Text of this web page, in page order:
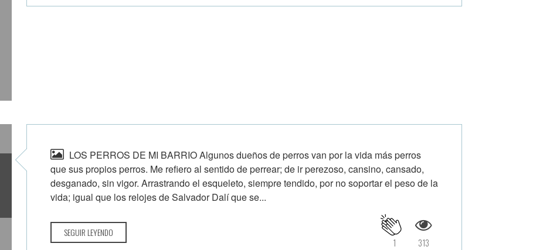
LOS PERROS DE MI BARRIO Algunos dueños de perros van por la vida más perros
que sus propios perros. Me refiero al sentido de perrear; de ir perezoso, cansino, cansado,
desganado, sin vigor. Arrastrando el esqueleto, siempre tendido, por no soportar el peso de la
vida; igual que los relojes de Salvador Dalí que se...
SEGUIR LEYENDO
313
1